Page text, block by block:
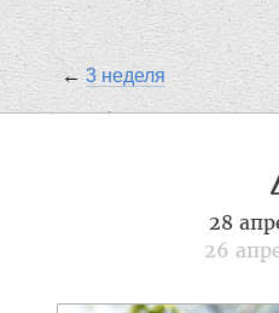
← 3 неделя
28
26